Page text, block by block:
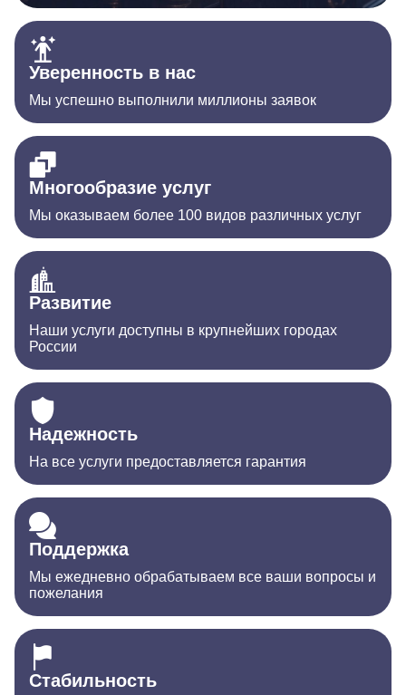
Уверенность в нас
Мы успешно выполнили миллионы заявок
Многообразие услуг
Мы оказываем более 100 видов различных услуг
Развитие
Наши услуги доступны в крупнейших городах
России
Надежность
На все услуги предоставляется гарантия
Поддержка
Мы ежедневно обрабатываем все ваши вопросы и
пожелания
Стабильность